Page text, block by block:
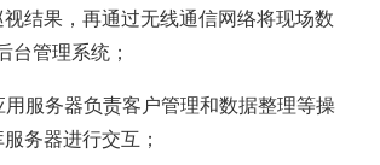
结果，再通过无线通信网络将现场数
台管理系统；
务器负责客户管理和数据整理等操
务器进行交互；